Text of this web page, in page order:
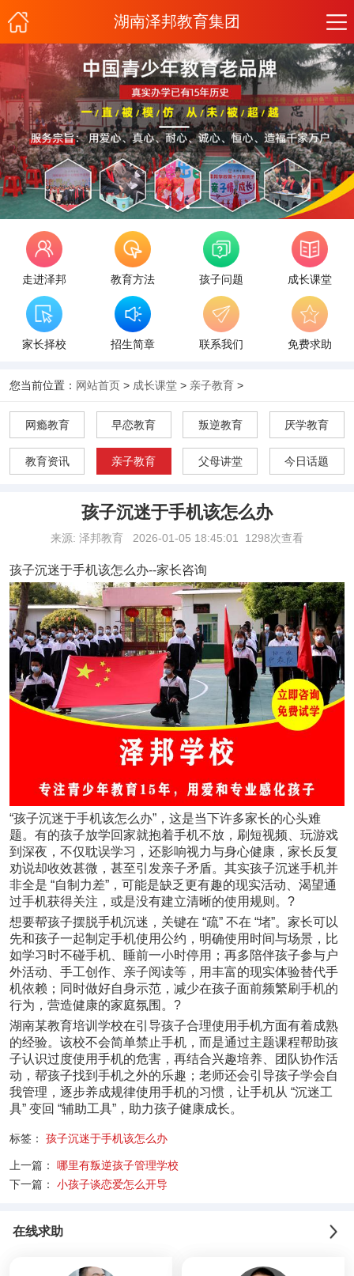
湖南泽邦教育集团
走进泽邦 教育方法 孩子问题 成长课堂
家长择校 招生简章 联系我们 免费求助
您当前位置： 网站首页 > 成长课堂 > 亲子教育 >
网瘾教育 早恋教育 叛逆教育 厌学教育
教育资讯 亲子教育 父母讲堂 今日话题
孩子沉迷于手机该怎么办
来源: 泽邦教育 2026-01-05 18:45:01 1298次查看
孩子沉迷于手机该怎么办--家长咨询
“孩子沉迷于手机该怎么办”，这是当下许多家长的心头难
题。有的孩子放学回家就抱着手机不放，刷短视频、玩游戏
到深夜，不仅耽误学习，还影响视力与身心健康，家长反复
劝说却收效甚微，甚至引发亲子矛盾。其实孩子沉迷手机并
非全是 “自制力差”，可能是缺乏更有趣的现实活动、渴望通
过手机获得关注，或是没有建立清晰的使用规则。 ?
想要帮孩子摆脱手机沉迷，关键在 “疏” 不在 “堵”。家长可以
先和孩子一起制定手机使用公约，明确使用时间与场景，比
如学习时不碰手机、睡前一小时停用；再多陪伴孩子参与户
外活动、手工创作、亲子阅读等，用丰富的现实体验替代手
机依赖；同时做好自身示范，减少在孩子面前频繁刷手机的
行为，营造健康的家庭氛围。 ?
湖南某教育培训学校在引导孩子合理使用手机方面有着成熟
的经验。该校不会简单禁止手机，而是通过主题课程帮助孩
子认识过度使用手机的危害，再结合兴趣培养、团队协作活
动，帮孩子找到手机之外的乐趣；老师还会引导孩子学会自
我管理，逐步养成规律使用手机的习惯，让手机从 “沉迷工
具” 变回 “辅助工具”，助力孩子健康成长。
标签： 孩子沉迷于手机该怎么办
上一篇：
哪里有叛逆孩子管理学校
下一篇：
小孩子谈恋爱怎么开导
在线求助